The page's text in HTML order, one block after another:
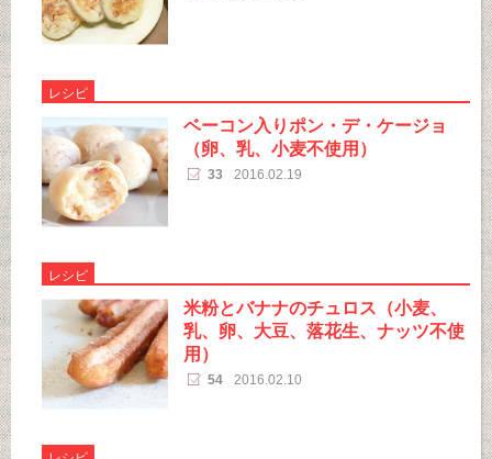
レシピ
ベーコン入りポン・デ・ケージョ
（卵、乳、小麦不使用）
33 2016.02.19
レシピ
米粉とバナナのチュロス（小麦、
乳、卵、大豆、落花生、ナッツ不使
用）
54 2016.02.10